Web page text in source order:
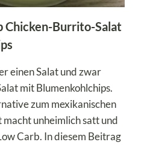
Chicken-Burrito-Salat
einen Salat und zwar
mit Blumenkohlchips.
zum mexikanischen
unheimlich satt und
Carb. In diesem Beitrag